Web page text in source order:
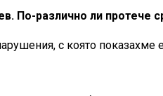
По-различно ли протече
с която показахме